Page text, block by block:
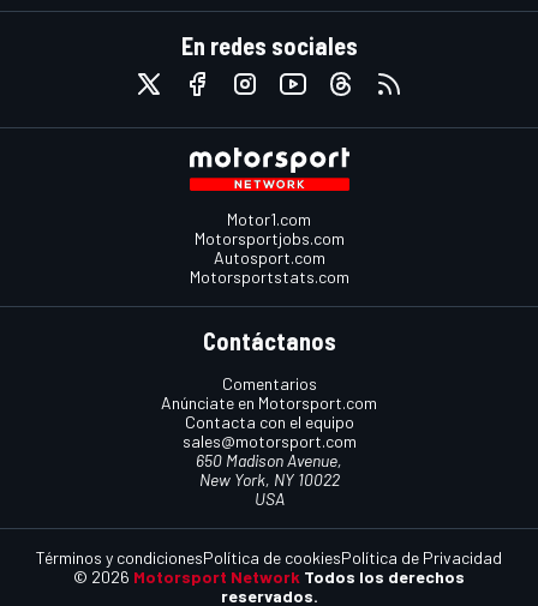
En redes sociales
Motor1.com
Motorsportjobs.com
Autosport.com
Motorsportstats.com
Contáctanos
Comentarios
Anúnciate en Motorsport.com
Contacta con el equipo
sales@motorsport.com
650 Madison Avenue,
New York, NY 10022
USA
© 2026 Motorsport Network Todos los derechos
reservados.
Términos y condicionesPolítica de cookiesPolítica de Privacidad